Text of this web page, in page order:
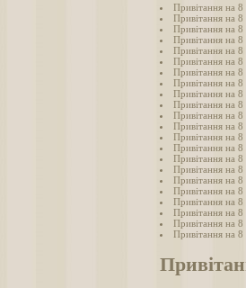
Привітання на 8
Привітання на 8
Привітання на 8
Привітання на 8
Привітання на 8
Привітання на 8
Привітання на 8
Привітання на 8
Привітання на 8
Привітання на 8
Привітання на 8
Привітання на 8
Привітання на 8
Привітання на 8
Привітання на 8
Привітання на 8
Привітання на 8
Привітання на 8
Привітання на 8
Привітання на 8
Привітання на 8
Привітання на 8